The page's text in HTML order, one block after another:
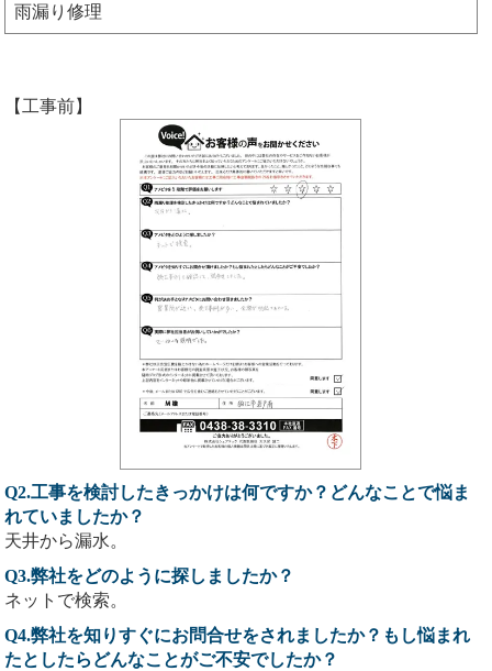
雨漏り修理
【工事前】
Q2.工事を検討したきっかけは何ですか？どんなことで悩ま
れていましたか？
天井から漏水。
Q3.弊社をどのように探しましたか？
ネットで検索。
Q4.弊社を知りすぐにお問合せをされましたか？もし悩まれ
たとしたらどんなことがご不安でしたか？